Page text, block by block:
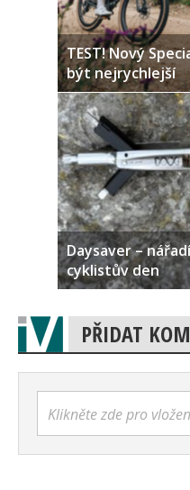
TEST! Nový
být nejrychlejší
Daysaver –
cyklistův den
PŘIDAT
Klikněte zde pro